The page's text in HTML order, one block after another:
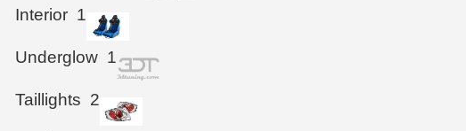
Interior 1
Underglow 1
Taillights 2